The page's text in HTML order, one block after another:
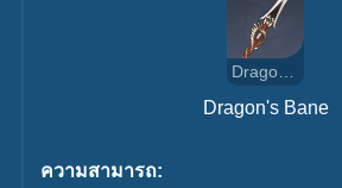
Dragon's Bane
Dragon's Bane
ความสามารถ: